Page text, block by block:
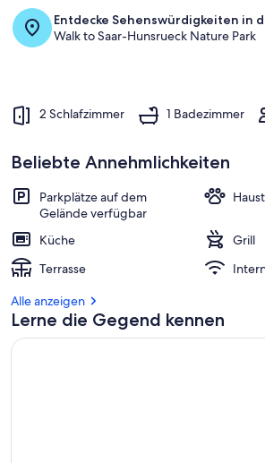
Entdecke Sehenswürdigkeiten in
Walk to Saar-Hunsrueck Nature Park
2 Schlafzimmer 1 Badezimmer
Beliebte Annehmlichkeiten
Parkplätze auf dem
Gelände verfügbar
Küche
Grill
Terrasse
Alle anzeigen
Lerne die Gegend kennen